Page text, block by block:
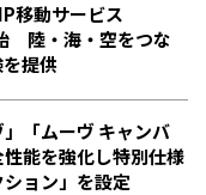
移動サービス
陸・海・空をつな
提供
」「ムーヴ キャンバ
能を強化し特別仕様
ョン」を設定